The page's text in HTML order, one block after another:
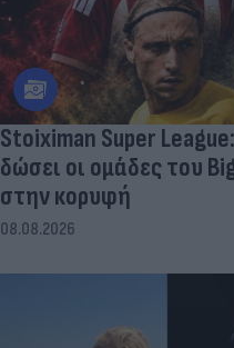
Stoiximan Super
δώσει οι ομάδες του
στην κορυφή
08.08.2026